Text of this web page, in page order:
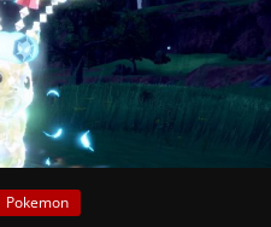
Pokemon